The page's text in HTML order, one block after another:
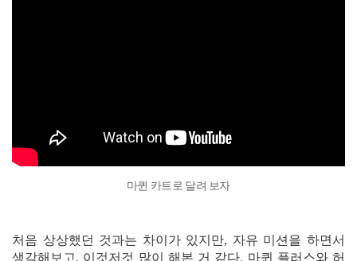
마퀸 카트로 달려 보자
처음 상상했던 것과는 차이가 있지만, 자유 미션을 하면서
생각해보고, 이것저것 많이 해본 거 같다. 마퀸 플러스와 허